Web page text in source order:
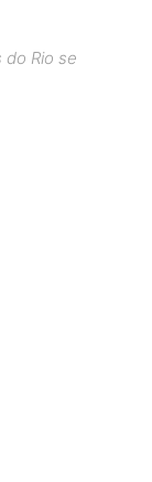
Rio se